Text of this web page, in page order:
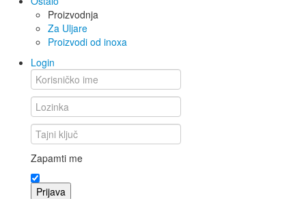
Proizvodnja
Za Uljare
Proizvodi od inoxa
Login
Zapamti me
Prijava